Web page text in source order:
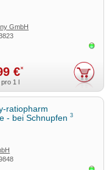
GmbH
€*
pro 1 l
ratiopharm
- bei Schnupfen3